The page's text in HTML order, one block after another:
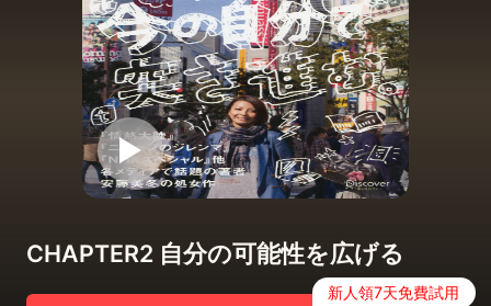
CHAPTER2 自分の可能性を広げる
新人領7天免費試用